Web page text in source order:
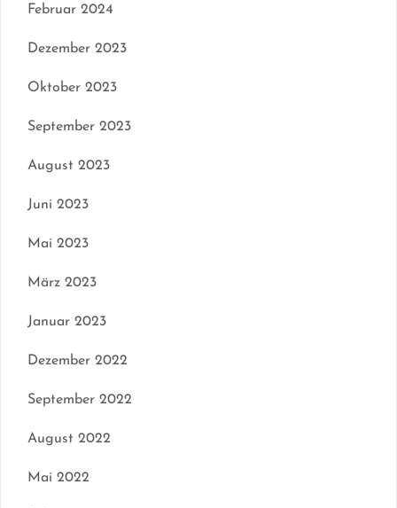
Februar 2024
Dezember 2023
Oktober 2023
September 2023
August 2023
Juni 2023
Mai 2023
März 2023
Januar 2023
Dezember 2022
September 2022
August 2022
Mai 2022